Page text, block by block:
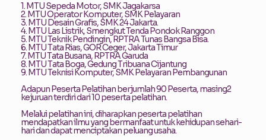
1. MTU Sepeda Motor, SMK Jagakarsa
2. MTU Operator Komputer, SMK Pelayaran
3. MTU Desain Grafis, SMK 24 Jakarta.
4. MTU Las Listrik, Smengkut Tenda Pondok Ranggon
5. MTU Teknik Pendingin, RPTRA Tunas Bangsa Bisa.
6. MTU Tata Rias, GOR Ceger, Jakarta Timur
7. MTU Tata Busana, RPTRA Garuda
8. MTU Tata Boga, Gedung Tribuana Cijantung
9. MTU Teknisi Komputer, SMK Pelayaran Pembangunan
Adapun Peserta Pelatihan berjumlah 90 Peserta, masing2
kejuruan terdiri dari 10 peserta pelatihan.
Melalui pelatihan ini, diharapkan peserta pelatihan
mendapatkan ilmu yang bermanfaat untuk kehidupan sehari-
hari dan dapat menciptakan peluang usaha.